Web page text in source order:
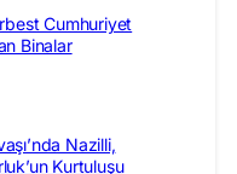
Cumhuriyet
Binalar
Nazilli,
Kurtuluşu